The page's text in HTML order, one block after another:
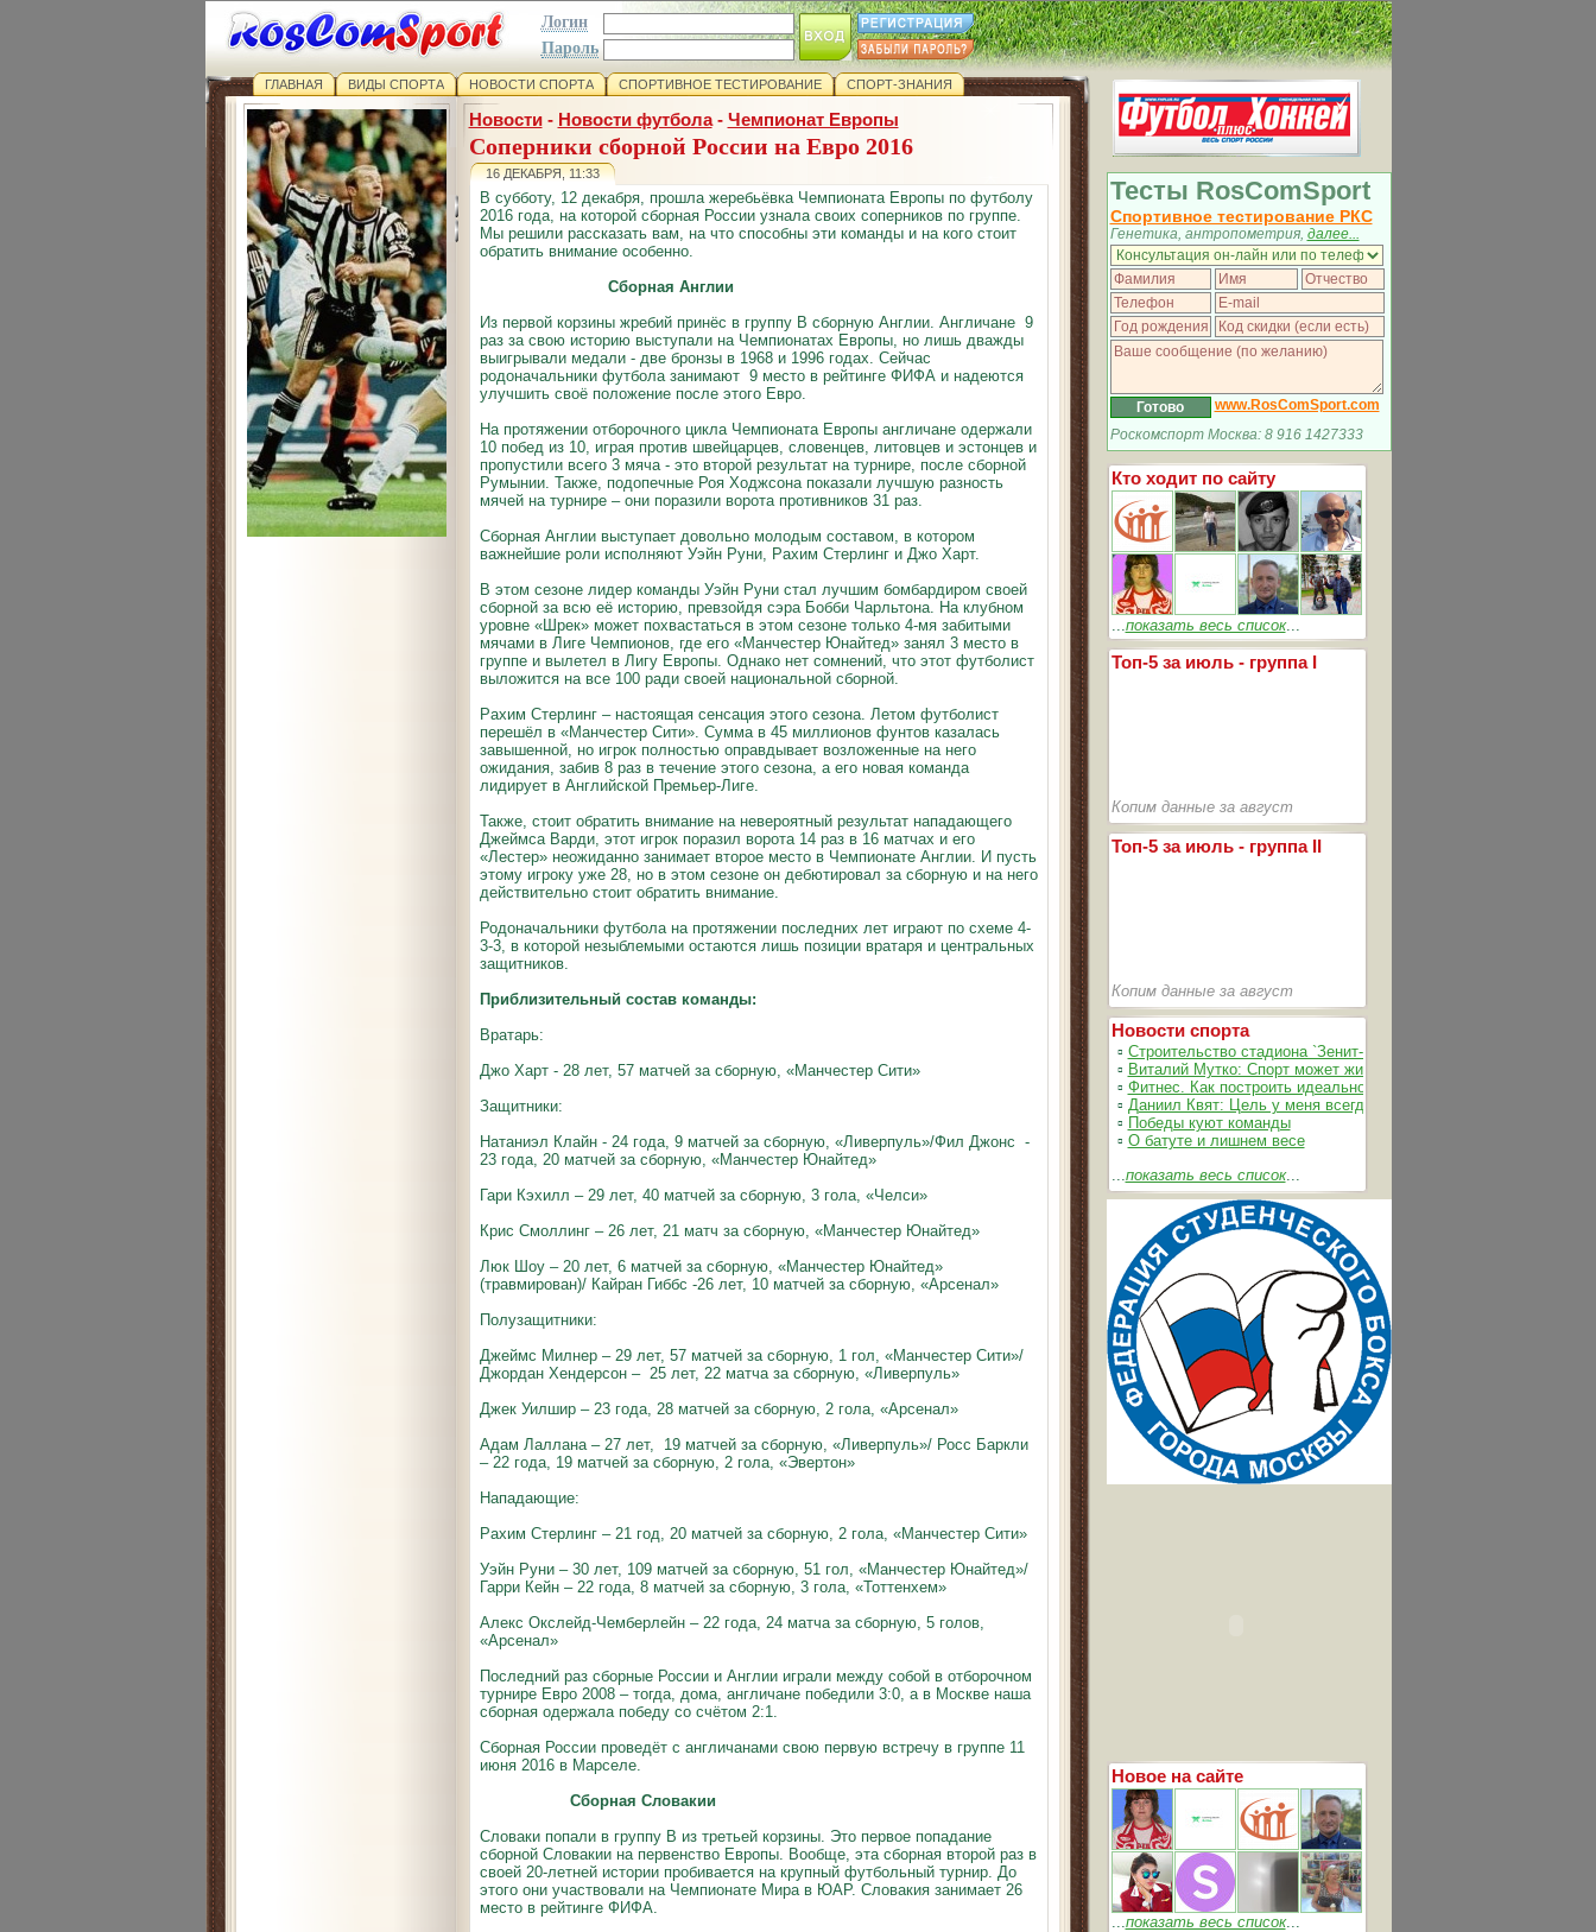
Логин
Пароль
ГЛАВНАЯ ВИДЫ СПОРТА НОВОСТИ СПОРТА СПОРТИВНОЕ ТЕСТИРОВАНИЕ СПОРТ-ЗНАНИЯ
Новости- Новости футбола- Чемпионат Европы
Соперники сборной России на Евро 2016
16 ДЕКАБРЯ, 11:33
В субботу, 12 декабря, прошла жеребьёвка Чемпионата Европы по футболу
2016 года, на которой сборная России узнала своих соперников по группе.
Мы решили рассказать вам, на что способны эти команды и на кого стоит
обратить внимание особенно.
Сборная Англии
Из первой корзины жребий принёс в группу B сборную Англии. Англичане 9
раз за свою историю выступали на Чемпионатах Европы, но лишь дважды
выигрывали медали - две бронзы в 1968 и 1996 годах. Сейчас
родоначальники футбола занимают 9 место в рейтинге ФИФА и надеются
улучшить своё положение после этого Евро.
На протяжении отборочного цикла Чемпионата Европы англичане одержали
10 побед из 10, играя против швейцарцев, словенцев, литовцев и эстонцев и
пропустили всего 3 мяча - это второй результат на турнире, после сборной
Румынии. Также, подопечные Роя Ходжсона показали лучшую разность
мячей на турнире – они поразили ворота противников 31 раз.
Сборная Англии выступает довольно молодым составом, в котором
важнейшие роли исполняют Уэйн Руни, Рахим Стерлинг и Джо Харт.
В этом сезоне лидер команды Уэйн Руни стал лучшим бомбардиром своей
сборной за всю её историю, превзойдя сэра Бобби Чарльтона. На клубном
уровне «Шрек» может похвастаться в этом сезоне только 4-мя забитыми
мячами в Лиге Чемпионов, где его «Манчестер Юнайтед» занял 3 место в
группе и вылетел в Лигу Европы. Однако нет сомнений, что этот футболист
выложится на все 100 ради своей национальной сборной.
Рахим Стерлинг – настоящая сенсация этого сезона. Летом футболист
перешёл в «Манчестер Сити». Сумма в 45 миллионов фунтов казалась
завышенной, но игрок полностью оправдывает возложенные на него
ожидания, забив 8 раз в течение этого сезона, а его новая команда
лидирует в Английской Премьер-Лиге.
Также, стоит обратить внимание на невероятный результат нападающего
Джеймса Варди, этот игрок поразил ворота 14 раз в 16 матчах и его
«Лестер» неожиданно занимает второе место в Чемпионате Англии. И пусть
этому игроку уже 28, но в этом сезоне он дебютировал за сборную и на него
действительно стоит обратить внимание.
Родоначальники футбола на протяжении последних лет играют по схеме 4-
3-3, в которой незыблемыми остаются лишь позиции вратаря и центральных
защитников.
Приблизительный состав команды:
Вратарь:
Джо Харт - 28 лет, 57 матчей за сборную, «Манчестер Сити»
Защитники:
Натаниэл Клайн - 24 года, 9 матчей за сборную, «Ливерпуль»/Фил Джонс -
23 года, 20 матчей за сборную, «Манчестер Юнайтед»
Гари Кэхилл – 29 лет, 40 матчей за сборную, 3 гола, «Челси»
Крис Смоллинг – 26 лет, 21 матч за сборную, «Манчестер Юнайтед»
Люк Шоу – 20 лет, 6 матчей за сборную, «Манчестер Юнайтед»
(травмирован)/ Кайран Гиббс -26 лет, 10 матчей за сборную, «Арсенал»
Полузащитники:
Джеймс Милнер – 29 лет, 57 матчей за сборную, 1 гол, «Манчестер Сити»/
Джордан Хендерсон – 25 лет, 22 матча за сборную, «Ливерпуль»
Джек Уилшир – 23 года, 28 матчей за сборную, 2 гола, «Арсенал»
Адам Лаллана – 27 лет, 19 матчей за сборную, «Ливерпуль»/ Росс Баркли
– 22 года, 19 матчей за сборную, 2 гола, «Эвертон»
Нападающие:
Рахим Стерлинг – 21 год, 20 матчей за сборную, 2 гола, «Манчестер Сити»
Уэйн Руни – 30 лет, 109 матчей за сборную, 51 гол, «Манчестер Юнайтед»/
Гарри Кейн – 22 года, 8 матчей за сборную, 3 гола, «Тоттенхем»
Алекс Окслейд-Чемберлейн – 22 года, 24 матча за сборную, 5 голов,
«Арсенал»
Последний раз сборные России и Англии играли между собой в отборочном
турнире Евро 2008 – тогда, дома, англичане победили 3:0, а в Москве наша
сборная одержала победу со счётом 2:1.
Сборная России проведёт с англичанами свою первую встречу в группе 11
июня 2016 в Марселе.
Сборная Словакии
Словаки попали в группу B из третьей корзины. Это первое попадание
сборной Словакии на первенство Европы. Вообще, эта сборная второй раз в
своей 20-летней истории пробивается на крупный футбольный турнир. До
этого они участвовали на Чемпионате Мира в ЮАР. Словакия занимает 26
место в рейтинге ФИФА.
Тесты RosComSport
Спортивное тестирование РКС
Генетика, антропометрия, далее...
www.RosComSport.com
Роскомспорт Москва: 8 916 1427333
Кто ходит по сайту
...показать весь список...
Топ-5 за июль - группа I
Копим данные за август
Топ-5 за июль - группа II
Копим данные за август
Новости спорта
▫ Строительство стадиона `Зенит-Арена` идет согласно графика
▫ Виталий Мутко: Спорт может жить без допинга
▫ Фитнес. Как построить идеальное тело
▫ Даниил Квят: Цель у меня всегда одна – выжимать из себя и
▫ Победы куют команды
▫ О батуте и лишнем весе
...показать весь список...
Новое на сайте
...показать весь список...